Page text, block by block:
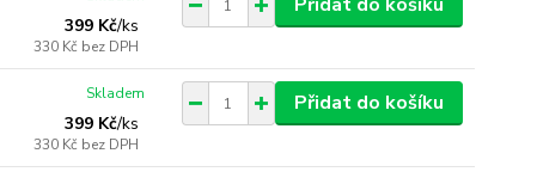
399 Kč/ks
330 Kč bez DPH
399 Kč/ks
330 Kč bez DPH
Skladem Přidat do košíku